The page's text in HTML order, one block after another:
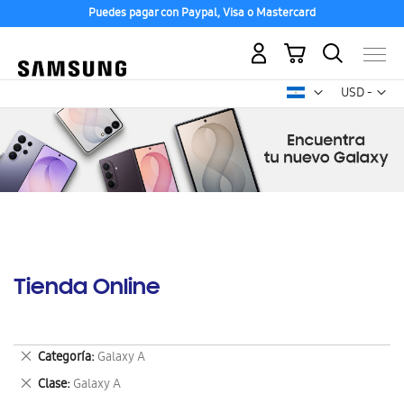
Puedes pagar con Paypal, Visa o Mastercard
USD -
dólar
Mi carrito
Tienda Online
Categoría Galaxy A
Eliminar
este
artículo
Clase Galaxy A
Eliminar